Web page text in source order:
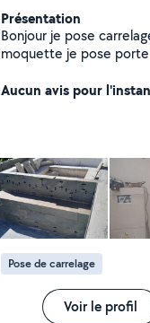
Présentation
Bonjour je pose
moquette je pose
Aucun avis pour
Pose de carrelage
Voir le profil